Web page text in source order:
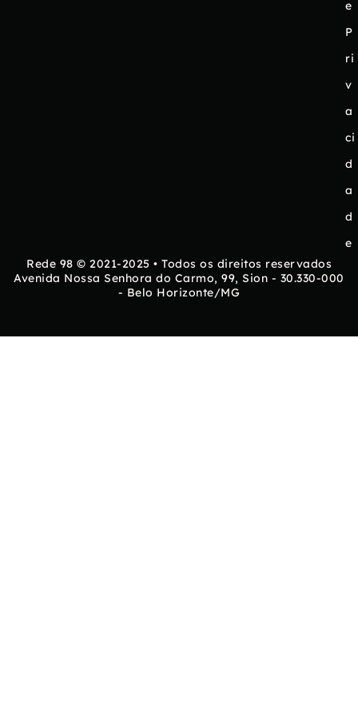
e
P
ri
v
a
ci
d
a
d
e
Rede 98 © 2021-2025 • Todos os direitos reservados
Avenida Nossa Senhora do Carmo, 99, Sion - 30.330-000
- Belo Horizonte/MG